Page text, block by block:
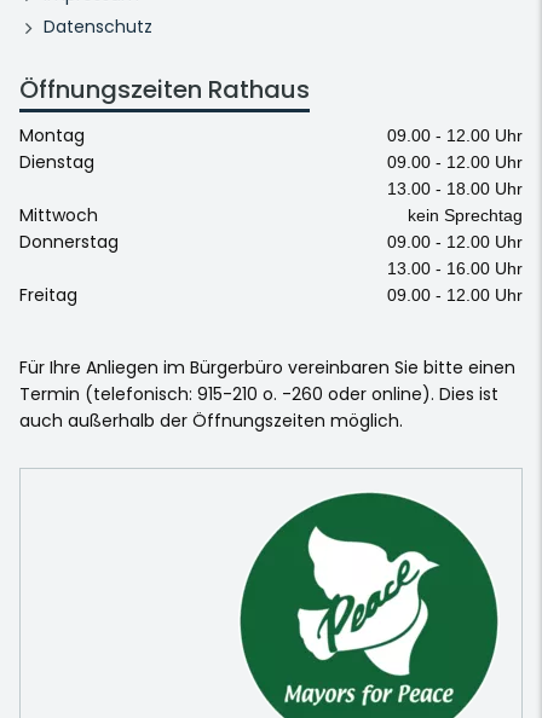
Datenschutz
Öffnungszeiten Rathaus
Montag 09.00 - 12.00 Uhr
Dienstag
09.00 - 12.00 Uhr
13.00 - 18.00 Uhr
Mittwoch kein Sprechtag
Donnerstag
09.00 - 12.00 Uhr
13.00 - 16.00 Uhr
Freitag 09.00 - 12.00 Uhr
Für Ihre Anliegen im Bürgerbüro vereinbaren Sie bitte einen
Termin (telefonisch: 915-210 o. -260 oder online). Dies ist
auch außerhalb der Öffnungszeiten möglich.